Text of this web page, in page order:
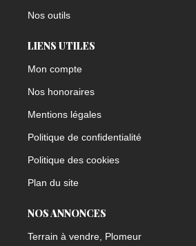
Nos outils
LIENS UTILES
Mon compte
Nos honoraires
Mentions légales
Politique de confidentialité
Politique des cookies
Plan du site
NOS ANNONCES
Terrain à vendre, Plomeur